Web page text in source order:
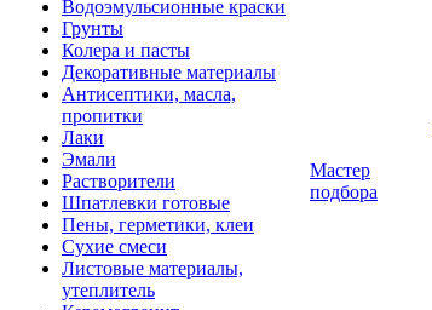
Водоэмульсионные краски
Грунты
Колера и пасты
Декоративные материалы
Антисептики, масла,
пропитки
Лаки
Эмали
Растворители
Шпатлевки готовые
Пены, герметики, клеи
Сухие смеси
Листовые материалы,
утеплитель
Мастер
подбора